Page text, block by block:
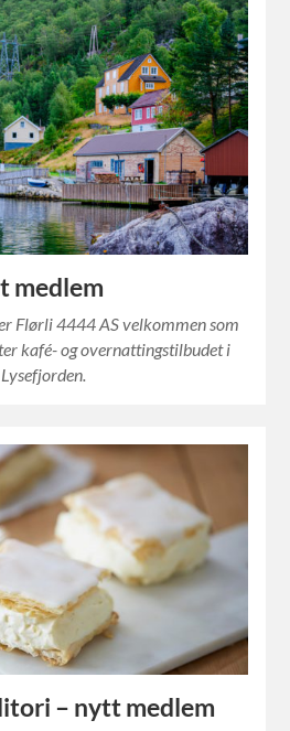
medlem
Flørli 4444 AS velkommen som
kafé- og overnattingstilbudet i
– nytt medlem